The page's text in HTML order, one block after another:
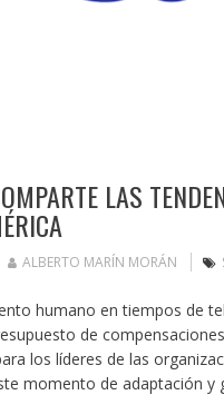
LAS
ALBERTO MARÍN MORÁN
humano en tiempos de
de
los líderes de las
momento de adaptación